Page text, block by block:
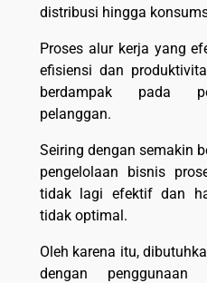
distribusi hingga
Proses alur kerja yang
efisiensi dan
berdampak pada
pelanggan.
Seiring dengan semakin
pengelolaan bisnis
tidak lagi efektif dan
tidak optimal.
Oleh karena itu,
dengan